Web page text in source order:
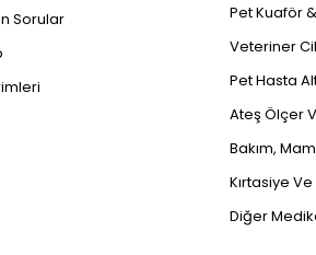
Sorular
Pet Kuaför
Veteriner
Pet Hasta
Ateş Ölçer
Bakım,
Kırtasiye
Diğer